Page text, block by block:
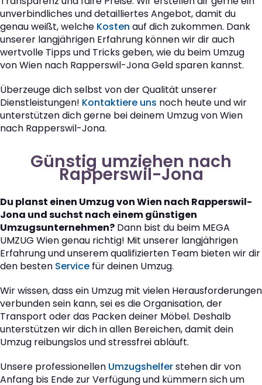
unverbindliches und detailliertes Angebot, damit du
genau weißt, welche Kosten auf dich zukommen. Dank
unserer langjährigen Erfahrung können wir dir auch
wertvolle Tipps und Tricks geben, wie du beim Umzug
von Wien nach Rapperswil-Jona Geld sparen kannst.
Überzeuge dich selbst von der Qualität unserer
Dienstleistungen! Kontaktiere uns noch heute und wir
unterstützen dich gerne bei deinem Umzug von Wien
nach Rapperswil-Jona.
Günstig umziehen nach
Rapperswil-Jona
Du planst einen Umzug von Wien nach Rapperswil-
Jona und suchst nach einem günstigen
Umzugsunternehmen? Dann bist du beim MEGA
UMZUG Wien genau richtig! Mit unserer langjährigen
Erfahrung und unserem qualifizierten Team bieten wir dir
den besten Service für deinen Umzug.
Wir wissen, dass ein Umzug mit vielen Herausforderungen
verbunden sein kann, sei es die Organisation, der
Transport oder das Packen deiner Möbel. Deshalb
unterstützen wir dich in allen Bereichen, damit dein
Umzug reibungslos und stressfrei abläuft.
Unsere professionellen Umzugshelferstehen dir von
Anfang bis Ende zur Verfügung und kümmern sich um